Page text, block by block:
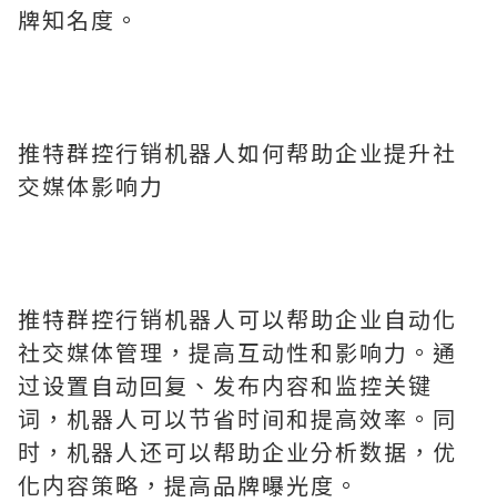
牌知名度。
推特群控行销机器人如何帮助企业提升社
交媒体影响力
推特群控行销机器人可以帮助企业自动化
社交媒体管理，提高互动性和影响力。通
过设置自动回复、发布内容和监控关键
词，机器人可以节省时间和提高效率。同
时，机器人还可以帮助企业分析数据，优
化内容策略，提高品牌曝光度。